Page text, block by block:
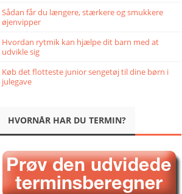
Sådan får du længere, stærkere og smukkere
øjenvipper
Hvordan rytmik kan hjælpe dit barn med at
udvikle sig
Køb det flotteste junior sengetøj til dine børn i
julegave
HVORNÅR HAR DU TERMIN?